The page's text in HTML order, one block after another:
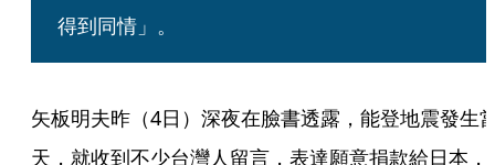
得到同情」。
矢板明夫昨（4日）深夜在臉書透露，能登地震發生
天，就收到不少台灣人留言，表達願意捐款給日本，